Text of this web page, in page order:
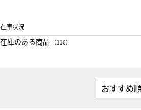
在庫状況
在庫のある商品 （116）